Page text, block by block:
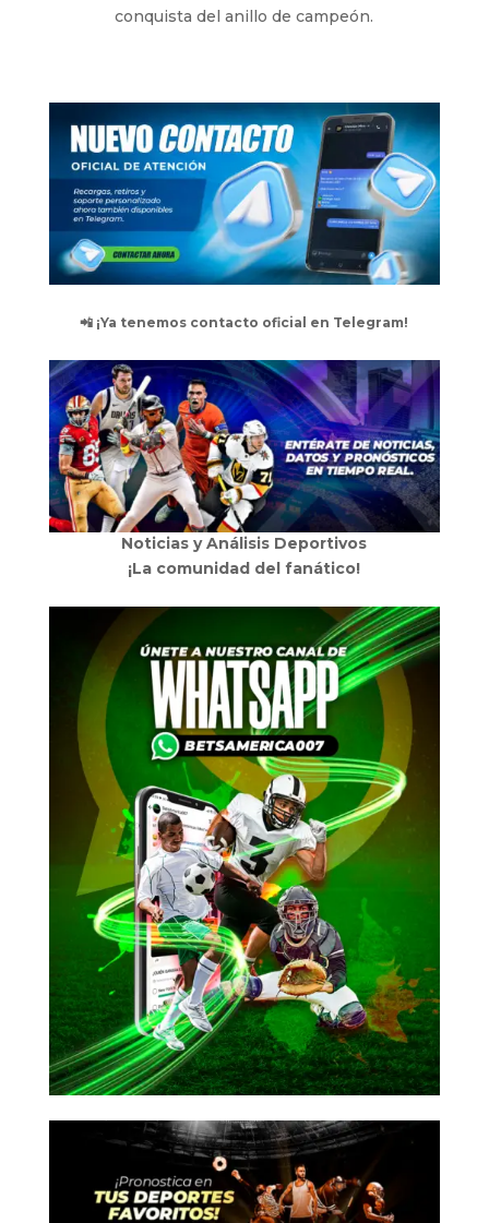
conquista del anillo de campeón.
📲 ¡Ya tenemos contacto oficial en Telegram!
Noticias y Análisis Deportivos
¡La comunidad del fanático!